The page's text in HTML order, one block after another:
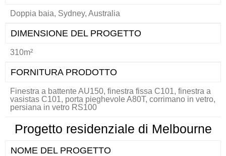
Doppia baia, Sydney, Australia
DIMENSIONE DEL PROGETTO
310m²
FORNITURA PRODOTTO
Finestra a battente AU150, finestra fissa C101, finestra a
vasistas C101, porta pieghevole A80T, corrimano in vetro,
persiana in vetro RS100
Progetto residenziale di Melbourne
NOME DEL PROGETTO